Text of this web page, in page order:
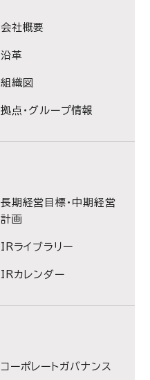
会社概要
沿革
組織図
拠点・グループ情報
長期経営目標・中期経営
計画
IRライブラリー
IRカレンダー
コーポレートガバナンス